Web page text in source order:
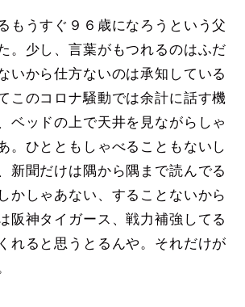
もうすぐ９６歳になろうという父
。少し、言葉がもつれるのはふだ
いから仕方ないのは承知している
このコロナ騒動では余計に話す機
ベッドの上で天井を見ながらしゃ
。ひとともしゃべることもないし
新聞だけは隅から隅まで読んでる
かしゃあない、することないから
阪神タイガース、戦力補強してる
れると思うとるんや。それだけが